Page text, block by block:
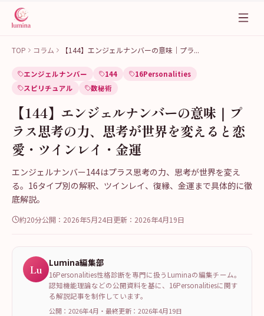
TOP コラム 【144】エンジェルナンバーの意味｜プラ...
エンジェルナンバー 144
16Personalities
スピリチュアル
数秘術
【144】エンジェルナンバーの意味｜プ
ラス思考の力、思考が世界を変えると恋
愛・ツインレイ・金運
エンジェルナンバー144はプラス思考の力、思考が世界を変え
る。16タイプ別の解釈、ツインレイ、復縁、金運まで具体的に徹
底解説。
約20分公開： 2026年5月24日更新： 2026年4月19日
Lu Lumina編集部
16Personalities性格診断を専門に扱うLuminaの編集チーム。
認知機能理論などの公開資料を基に、16Personalitiesに関す
る解説記事を制作しています。
公開：2026年4月 ・ 最終更新： 2026年4月19日